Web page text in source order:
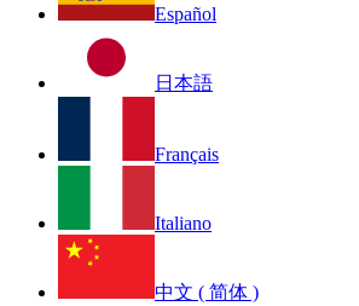
Español
日本語
Français
Italiano
中文 ( 简体 )